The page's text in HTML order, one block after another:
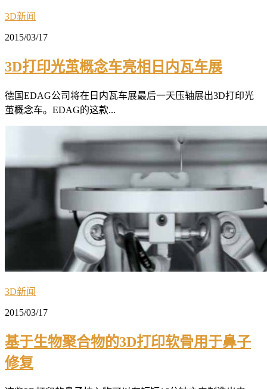
3D新闻
2015/03/17
3D打印光茧概念车亮相日内瓦车展
德国EDAG公司将在日内瓦车展最后一天压轴展出3D打印光
茧概念车。EDAG的这款...
3D新闻
2015/03/17
基于生物聚合物的3D打印软骨用于鼻子
修复